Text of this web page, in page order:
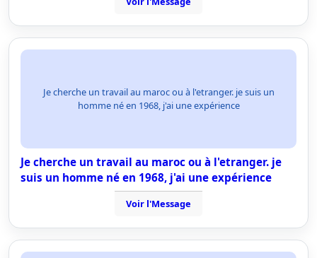
Je cherche un travail au maroc ou à l'etranger. je suis un
homme né en 1968, j'ai une expérience
Je cherche un travail au maroc ou à l'etranger. je
suis un homme né en 1968, j'ai une expérience
Voir l'Message